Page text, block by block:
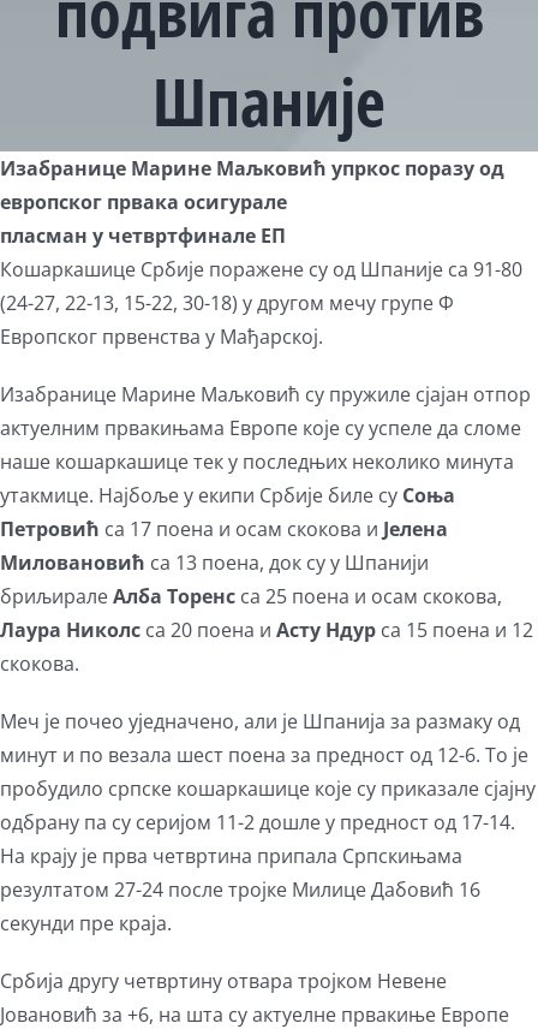
Шпаније
View
Larger
Image
Изабранице Марине Маљковић упркос поразу од
европског првака осигурале
пласман у четвртфинале ЕП
Кошаркашице Србије поражене су од Шпаније са 91-80
(24-27, 22-13, 15-22, 30-18) у другом мечу групе Ф
Европског првенства у Мађарској.
Изабранице Марине Маљковић су пружиле сјајан отпор
актуелним првакињама Европе које су успеле да сломе
наше кошаркашице тек у последњих неколико минута
утакмице. Најбоље у екипи Србије биле су Соња
Петровић са 17 поена и осам скокова и Јелена
Миловановић са 13 поена, док су у Шпанији
бриљиралеАлба Торенс са 25 поена и осам скокова,
Лаура Николс са 20 поена и Асту Ндур са 15 поена и 12
скокова.
Меч је почео уједначено, али је Шпанија за размаку од
минут и по везала шест поена за предност од 12-6. То је
пробудило српске кошаркашице које су приказале сјајну
одбрану па су серијом 11-2 дошле у предност од 17-14.
На крају је прва четвртина припала Српскињама
резултатом 27-24 после тројке Милице Дабовић 16
секунди пре краја.
Србија другу четвртину отвара тројком Невене
Јовановић за +6, на шта су актуелне првакиње Европе